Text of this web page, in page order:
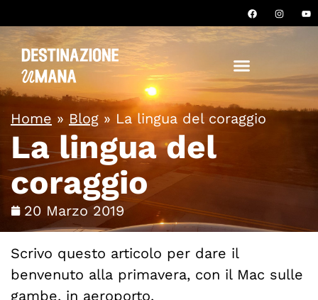
Home » Blog » La lingua del coraggio
La lingua del
coraggio
20 Marzo 2019
Scrivo questo articolo per dare il
benvenuto alla primavera, con il Mac sulle
gambe, in aeroporto.